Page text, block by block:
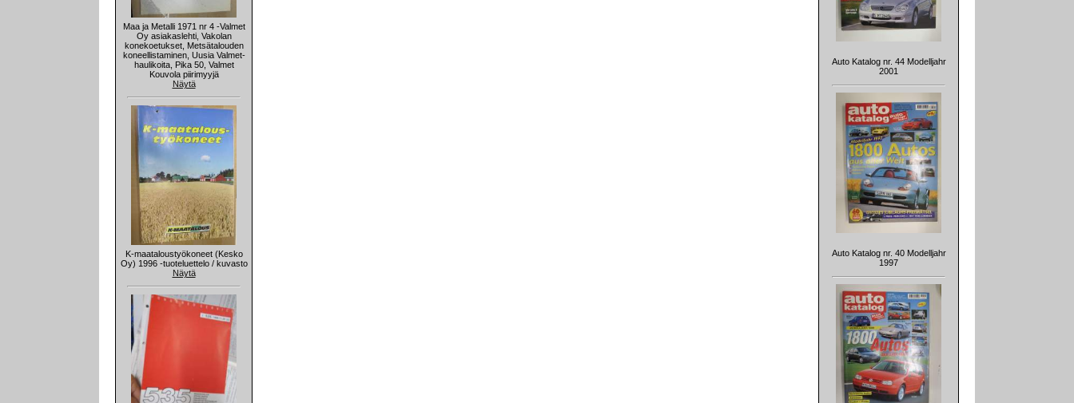
Maa ja Metalli 1971 nr 4 -Valmet
Oy asiakaslehti, Vakolan
konekoetukset, Metsätalouden
koneellistaminen, Uusia Valmet-
haulikoita, Pika 50, Valmet
Kouvola piirimyyjä
Näytä
K-maataloustyökoneet (Kesko
Oy) 1996 -tuoteluettelo / kuvasto
Näytä
Auto Katalog nr. 44 Modelljahr
2001
Auto Katalog nr. 40 Modelljahr
1997